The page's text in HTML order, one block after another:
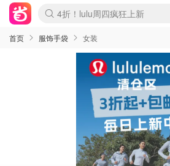
Boticinal 夏促开抢！
还没结束！&OtherStories大促
Joybuy变相75折 随时失效
速领！Stanley独家85折
疑似霸哥！Camper额外叠85折
Zalando 奥莱闪促！每日更新
Moncler反季囤！5折起+叠9折
Coach Brooklyn仅€192
首页 服饰手袋 女装